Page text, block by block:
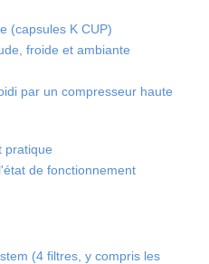
(capsules K CUP)
froide et ambiante
par un compresseur haute
pratique
de fonctionnement
(4 filtres, y compris les